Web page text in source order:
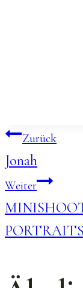
Zurück
Jonah
Weiter